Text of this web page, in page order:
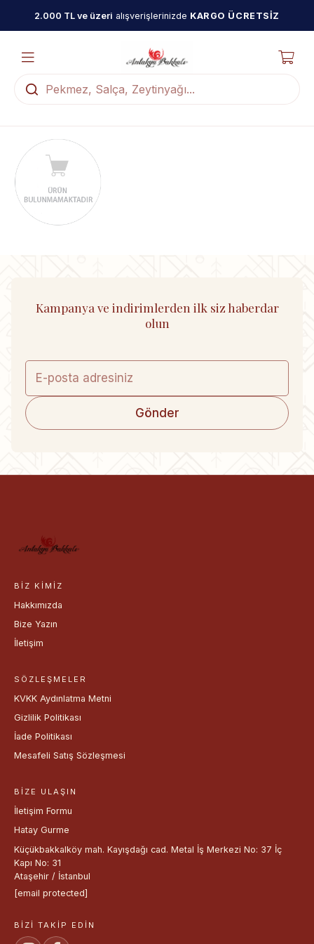
2.000 TL ve üzeri alışverişlerinizde KARGO ÜCRETSİZ
Kampanya ve indirimlerden ilk siz haberdar
olun
Gönder
BIZ KIMIZ
Hakkımızda
Bize Yazın
İletişim
SÖZLEŞMELER
KVKK Aydınlatma Metni
Gizlilik Politikası
İade Politikası
Mesafeli Satış Sözleşmesi
BIZE ULAŞIN
İletişim Formu
Hatay Gurme
Küçükbakkalköy mah. Kayışdağı cad. Metal İş Merkezi No: 37 İç
Kapı No: 31
Ataşehir / İstanbul
[email protected]
BIZI TAKIP EDIN